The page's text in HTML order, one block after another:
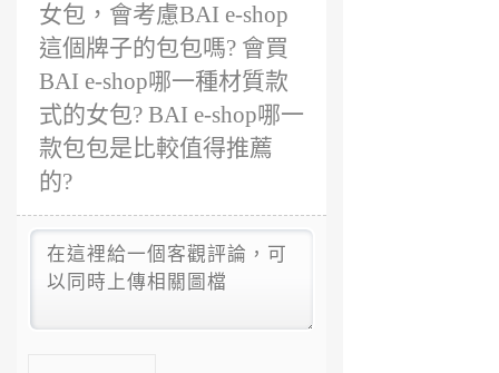
女包，會考慮BAI e-shop
這個牌子的包包嗎? 會買
BAI e-shop哪一種材質款
式的女包? BAI e-shop哪一
款包包是比較值得推薦
的?